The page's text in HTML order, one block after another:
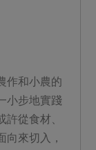
作和小農的
小步地實踐
從食材、
向來切入，